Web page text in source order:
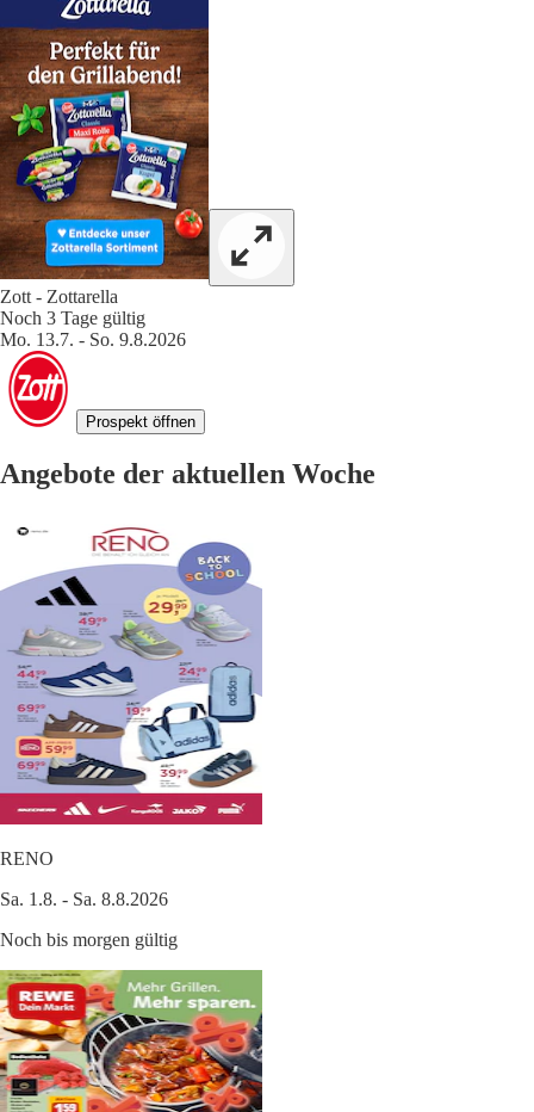
Zott - Zottarella
Noch 3 Tage gültig
Mo. 13.7. - So. 9.8.2026
Prospekt öffnen
Angebote der aktuellen Woche
RENO
Sa. 1.8. - Sa. 8.8.2026
Noch bis morgen gültig